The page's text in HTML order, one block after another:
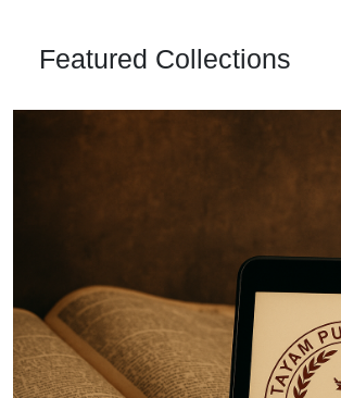
Featured Collections